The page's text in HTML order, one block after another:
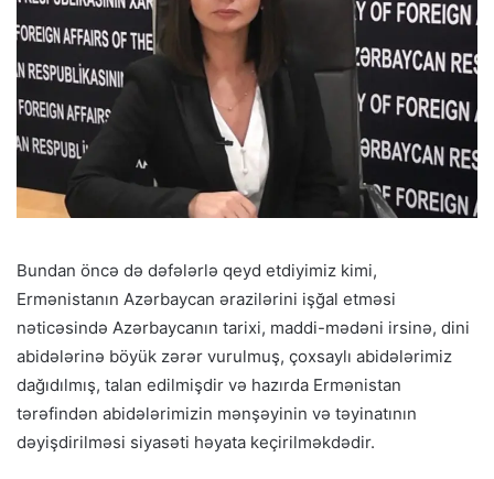
Bundan öncə də dəfələrlə qeyd etdiyimiz kimi,
Ermənistanın Azərbaycan ərazilərini işğal etməsi
nəticəsində Azərbaycanın tarixi, maddi-mədəni irsinə, dini
abidələrinə böyük zərər vurulmuş, çoxsaylı abidələrimiz
dağıdılmış, talan edilmişdir və hazırda Ermənistan
tərəfindən abidələrimizin mənşəyinin və təyinatının
dəyişdirilməsi siyasəti həyata keçirilməkdədir.